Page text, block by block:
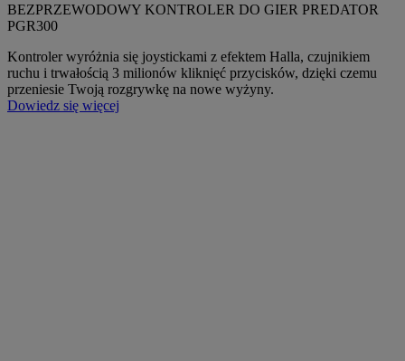
BEZPRZEWODOWY KONTROLER DO GIER PREDATOR
PGR300
Kontroler wyróżnia się joystickami z efektem Halla, czujnikiem
ruchu i trwałością 3 milionów kliknięć przycisków, dzięki czemu
przeniesie Twoją rozgrywkę na nowe wyżyny.
Dowiedz się więcej